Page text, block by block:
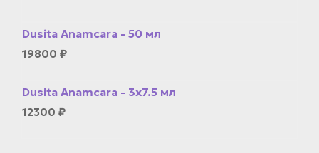
Dusita Anamcara - 50 мл
19800 ₽
Dusita Anamcara - 3x7.5 мл
12300 ₽